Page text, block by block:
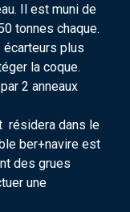
Il est muni de
tonnes chaque.
plus
la coque.
2 anneaux
résidera dans le
ber+navire est
des grues
une